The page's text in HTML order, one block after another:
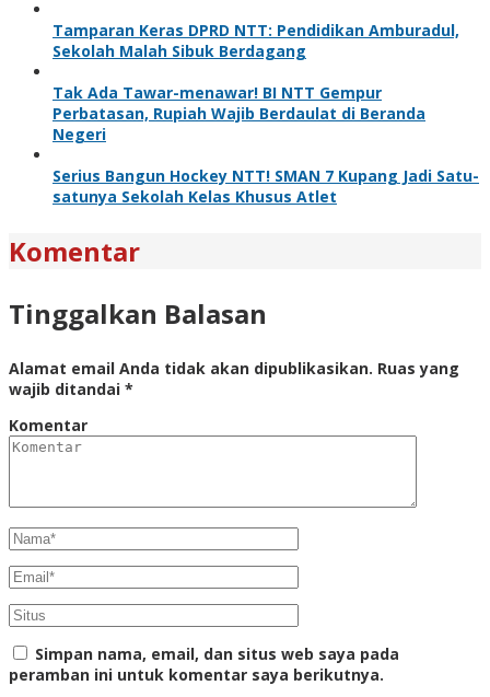
Tamparan Keras DPRD NTT: Pendidikan Amburadul,
Sekolah Malah Sibuk Berdagang
Tak Ada Tawar-menawar! BI NTT Gempur
Perbatasan, Rupiah Wajib Berdaulat di Beranda
Negeri
Serius Bangun Hockey NTT! SMAN 7 Kupang Jadi Satu-
satunya Sekolah Kelas Khusus Atlet
Komentar
Tinggalkan Balasan
Alamat email Anda tidak akan dipublikasikan. Ruas yang
wajib ditandai *
Komentar
Simpan nama, email, dan situs web saya pada
peramban ini untuk komentar saya berikutnya.